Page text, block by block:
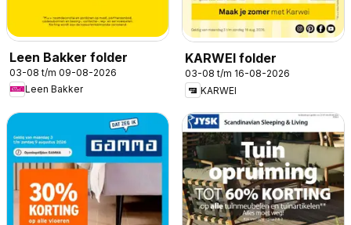
Leen Bakker folder
03-08 t/m 09-08-2026
Leen Bakker
KARWEI folder
03-08 t/m 16-08-2026
KARWEI